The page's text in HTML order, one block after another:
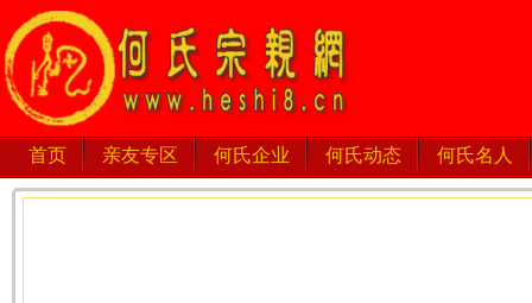
首页 亲友专区 何氏企业 何氏动态 何氏名人